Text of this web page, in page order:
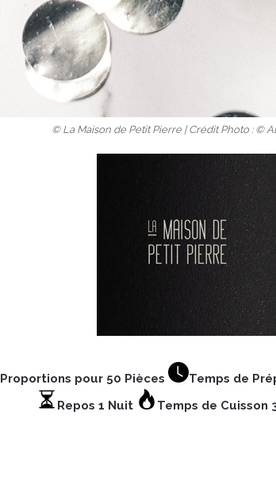
© La Maison de Petit Pierre | Crédit Photo : ©
Proportions pour 50 Pièces
Temps de
Repos 1 Nuit
Temps de Cuisson